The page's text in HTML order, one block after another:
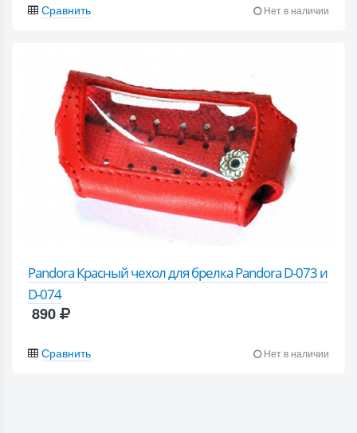
Сравнить Нет в наличии
Pandora Красный чехол для брелка Pandora D-073 и
D-074
890
Сравнить Нет в наличии